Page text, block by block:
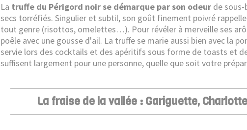
La truffe du Périgord noir se démarque par son odeur de
secs torréfiés. Singulier et subtil, son goût finement poivré
tout genre (risottos, omelettes…). Pour révéler à merveille ses
poêle avec une gousse d'ail. La truffe se marie aussi bien avec la
servie lors des cocktails et des apéritifs sous forme de toasts et
suffisent largement pour une personne, quelle que soit votre
La fraise de la vallée : Gariguette,